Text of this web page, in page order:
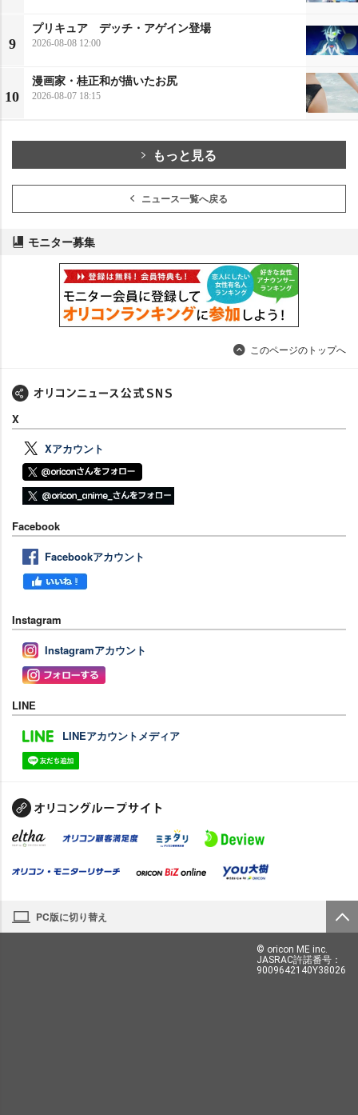
9
プリキュア デッチ・アゲイン登場
2026-08-08 12:00
10
漫画家・桂正和が描いたお尻
2026-08-07 18:15
もっと見る
ニュース一覧へ戻る
モニター募集
このページのトップへ
X
Xアカウント
Facebook
Facebookアカウント
Instagram
Instagramアカウント
LINE
LINEアカウントメディア
PC版に切り替え
© oricon ME inc.
JASRAC許諾番号：
9009642140Y38026